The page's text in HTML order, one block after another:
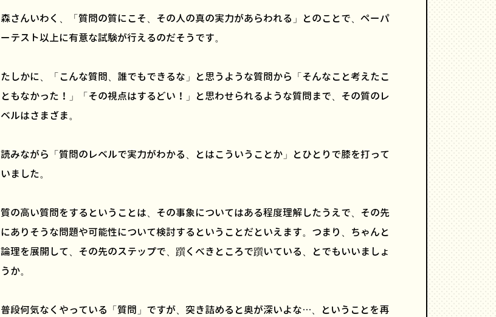
森さんいわく、「質問の質にこそ、その人の真の実力があらわれる」とのことで、ペーパ
ーテスト以上に有意な試験が行えるのだそうです。
たしかに、「こんな質問、誰でもできるな」と思うような質問から「そんなこと考えたこ
ともなかった！」「その視点はするどい！」と思わせられるような質問まで、その質のレ
ベルはさまざま。
読みながら「質問のレベルで実力がわかる、とはこういうことか」とひとりで膝を打って
いました。
質の高い質問をするということは、その事象についてはある程度理解したうえで、その先
にありそうな問題や可能性について検討するということだといえます。つまり、ちゃんと
論理を展開して、その先のステップで、躓くべきところで躓いている、とでもいいましょ
うか。
普段何気なくやっている「質問」ですが、突き詰めると奥が深いよな…、ということを再